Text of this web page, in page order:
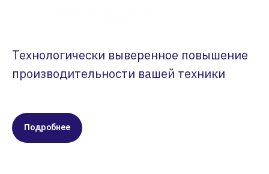
Технологически выверенное повышение
производительности вашей техники
Подробнее